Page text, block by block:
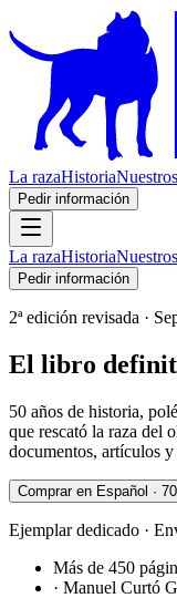
La razaHistoria
Pedir información
La razaHistoria
Pedir información
2ª edición revisada ·
El libro
50 años de historia,
que rescató la raza del
documentos, artículos
Comprar en Español ·
Ejemplar dedicado ·
Más de 450
· Manuel Curtó